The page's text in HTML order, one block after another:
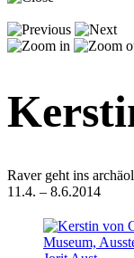
Raver geht ins
11.4. – 8.6.2014